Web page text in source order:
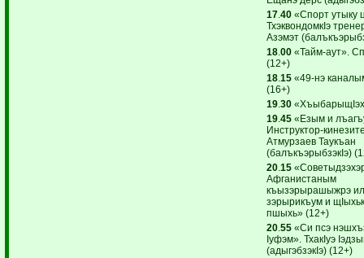
17. 40«Спорт утыку
ТхэквондомкIэ
Азэмэт
18. 00«Тайм-аут».
(12+)
18. 15«49-нэ
(16+)
19. 30
19. 45«Езым и
Инструктор-
Атмурзаев Таукъан
(балъкъэрыбзэкIэ)
20. 15
Афганистаным
къызэрырашыжрэ
зэрырикъум и
пшыхь» (12+)
20. 55«Си псэ
Iуфэм». ТхакIуэ
(адыгэбзэкIэ) (12+)